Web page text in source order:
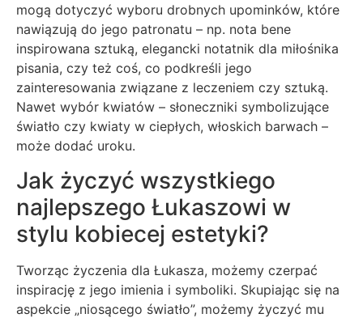
mogą dotyczyć wyboru drobnych upominków, które
nawiązują do jego patronatu – np. nota bene
inspirowana sztuką, elegancki notatnik dla miłośnika
pisania, czy też coś, co podkreśli jego
zainteresowania związane z leczeniem czy sztuką.
Nawet wybór kwiatów – słoneczniki symbolizujące
światło czy kwiaty w ciepłych, włoskich barwach –
może dodać uroku.
Jak życzyć wszystkiego
najlepszego Łukaszowi w
stylu kobiecej estetyki?
Tworząc życzenia dla Łukasza, możemy czerpać
inspirację z jego imienia i symboliki. Skupiając się na
aspekcie „niosącego światło”, możemy życzyć mu